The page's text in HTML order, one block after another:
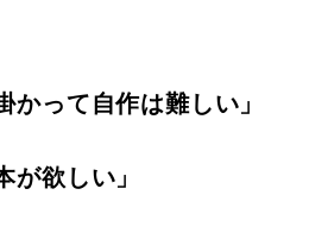
かって自作は難しい」
が欲しい」